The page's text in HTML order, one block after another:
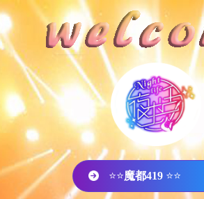
⭐⭐魔都419 ⭐⭐